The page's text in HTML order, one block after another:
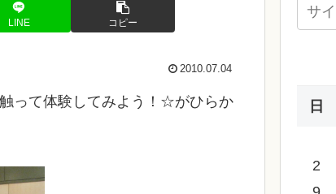
LINE コピー
2010.07.04
って体験してみよう！☆がひらか
日
2